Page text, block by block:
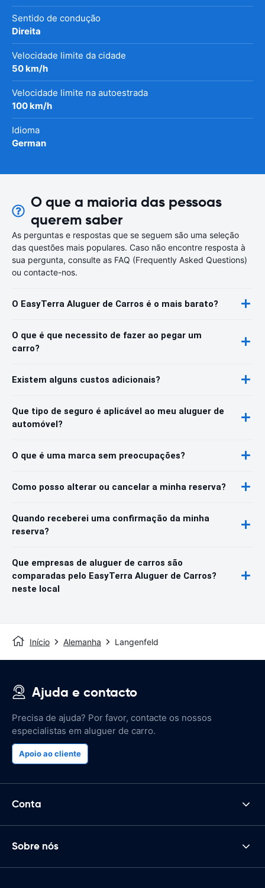
Sentido de condução
Direita
Velocidade limite da cidade
50 km/h
Velocidade limite na autoestrada
100 km/h
Idioma
German
O que a maioria das pessoas
querem saber
As perguntas e respostas que se seguem são uma seleção
das questões mais populares. Caso não encontre resposta à
sua pergunta, consulte as FAQ (Frequently Asked Questions)
ou contacte-nos.
O EasyTerra Aluguer de Carros é o mais barato?
O que é que necessito de fazer ao pegar um
carro?
Existem alguns custos adicionais?
Que tipo de seguro é aplicável ao meu aluguer de
automóvel?
O que é uma marca sem preocupações?
Como posso alterar ou cancelar a minha reserva?
Quando receberei uma confirmação da minha
reserva?
Que empresas de aluguer de carros são
comparadas pelo EasyTerra Aluguer de Carros?
neste local
Início Alemanha Langenfeld
Ajuda e contacto
Precisa de ajuda? Por favor, contacte os nossos
especialistas em aluguer de carro.
Apoio ao cliente
Conta
Sobre nós